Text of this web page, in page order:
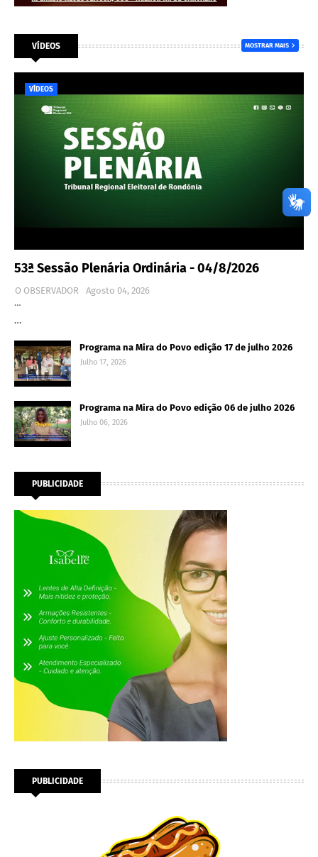
VÍDEOS MOSTRAR MAIS
VÍDEOS
53ª Sessão Plenária Ordinária - 04/8/2026
O OBSERVADOR
Agosto 04, 2026
…
…
Programa na Mira do Povo edição 17 de julho 2026
Julho 17, 2026
Programa na Mira do Povo edição 06 de julho 2026
Julho 06, 2026
PUBLICIDADE
PUBLICIDADE